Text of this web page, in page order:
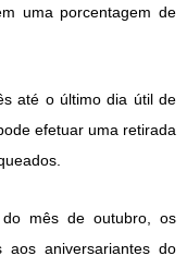
uma porcentagem de
até o último dia útil de
efetuar uma retirada
mês de outubro, os
aos aniversariantes do